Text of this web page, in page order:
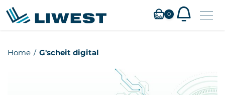
Zum
0
Home G'scheit digital